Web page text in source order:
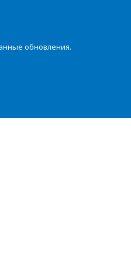
обновления.